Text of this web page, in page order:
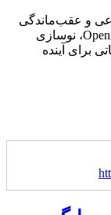
و عقب‌ماندگی
محسوس اپل نسبت به رقبایی چون گوگل و OpenAI، نوسازی
برای آینده